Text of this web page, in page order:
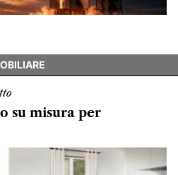
su misura per